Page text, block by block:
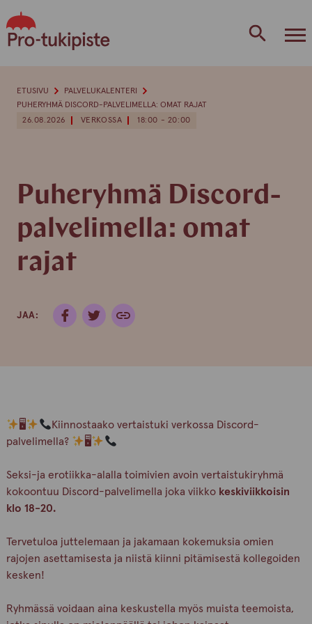
to
content
26.08.2026 VERKOSSA 18:00 - 20:00
Puheryhmä Discord-
palvelimella: omat
rajat
JAA:
ETUSIVU
PALVELUKALENTERI
PUHERYHMÄ DISCORD-PALVELIMELLA: OMAT RAJAT
🖥
Kiinnostaako vertaistuki verkossa Discord-
palvelimella?
🖥
Seksi-ja erotiikka-alalla toimivien avoin vertaistukiryhmä
kokoontuu Discord-palvelimella joka viikko keskiviikkoisin
klo 18-20.
Tervetuloa juttelemaan ja jakamaan kokemuksia omien
rajojen asettamisesta ja niistä kiinni pitämisestä kollegoiden
kesken!
Ryhmässä voidaan aina keskustella myös muista teemoista,